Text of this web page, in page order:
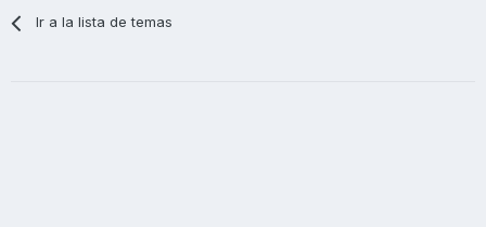
Ir a la lista de temas